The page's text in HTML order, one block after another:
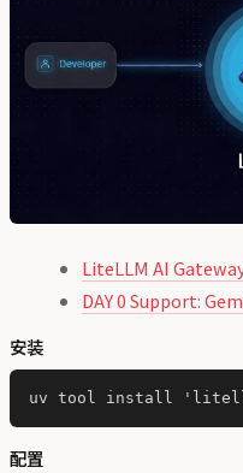
LiteLLM AI
DAY 0 Support:
安装
配置